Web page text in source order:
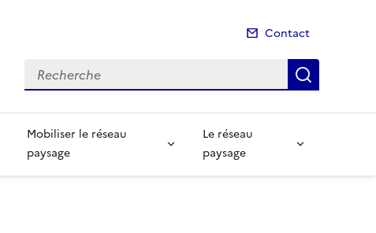
Contact
Recherche
Mobiliser le réseau
paysage
Le réseau
paysage